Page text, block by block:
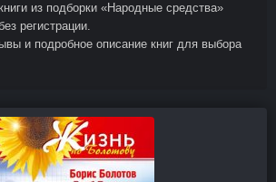
из подборки «Народные средства»
регистрации.
и подробное описание книг для выбора